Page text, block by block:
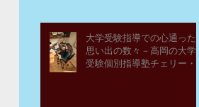
大学受験指導での心通った
思い出の数々－高岡の大学
受験個別指導塾チェリー・